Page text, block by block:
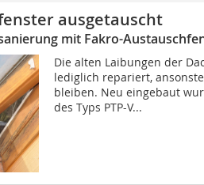
ausgetauscht
mit Fakro-
Die alten Laibungen der
lediglich repariert,
bleiben. Neu eingebaut
des Typs PTP-V...